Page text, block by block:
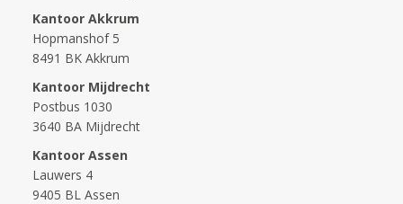
Kantoor Akkrum
Hopmanshof 5
8491 BK Akkrum
Kantoor Mijdrecht
Postbus 1030
3640 BA Mijdrecht
Kantoor Assen
Lauwers 4
9405 BL Assen